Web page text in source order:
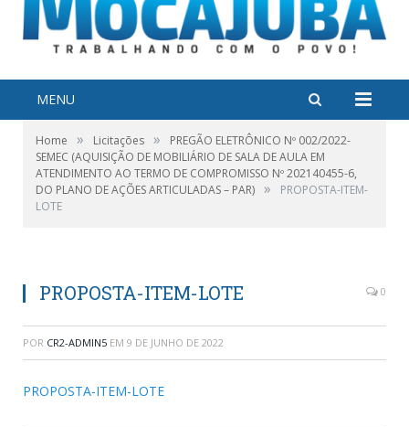
MENU
Home » Licitações »
PREGÃO ELETRÔNICO Nº 002/2022-
SEMEC (AQUISIÇÃO DE MOBILIÁRIO DE SALA DE AULA EM
ATENDIMENTO AO TERMO DE COMPROMISSO Nº 202140455-6,
DO PLANO DE AÇÕES ARTICULADAS – PAR) »
PROPOSTA-ITEM-
LOTE
PROPOSTA-ITEM-LOTE 0
POR CR2-ADMIN5 EM 9 DE JUNHO DE 2022
PROPOSTA-ITEM-LOTE